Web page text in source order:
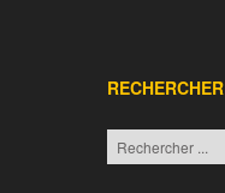
RECHERCHER